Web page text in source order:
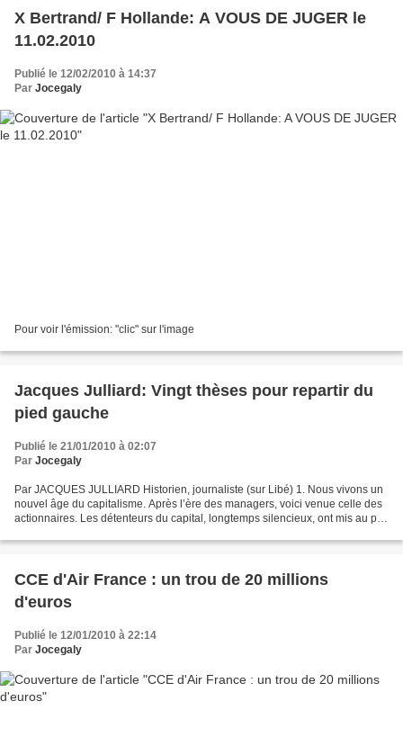
X Bertrand/ F Hollande: A VOUS DE JUGER le
11.02.2010
Publié le 12/02/2010 à 14:37
Par Jocegaly
Pour voir l'émission: "clic" sur l'image
Jacques Julliard: Vingt thèses pour repartir du
pied gauche
Publié le 21/01/2010 à 02:07
Par Jocegaly
Par JACQUES JULLIARD Historien, journaliste (sur Libé) 1. Nous vivons un
nouvel âge du capitalisme. Après l’ère des managers, voici venue celle des
actionnaires. Les détenteurs du capital, longtemps silencieux, ont mis au pas
CCE d'Air France : un trou de 20 millions
d'euros
Publié le 12/01/2010 à 22:14
Par Jocegaly